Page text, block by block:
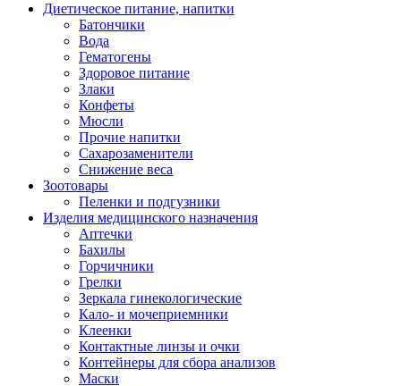
Диетическое питание, напитки
Батончики
Вода
Гематогены
Здоровое питание
Злаки
Конфеты
Мюсли
Прочие напитки
Сахарозаменители
Снижение веса
Зоотовары
Пеленки и подгузники
Изделия медицинского назначения
Аптечки
Бахилы
Горчичники
Грелки
Зеркала гинекологические
Кало- и мочеприемники
Клеенки
Контактные линзы и очки
Контейнеры для сбора анализов
Маски